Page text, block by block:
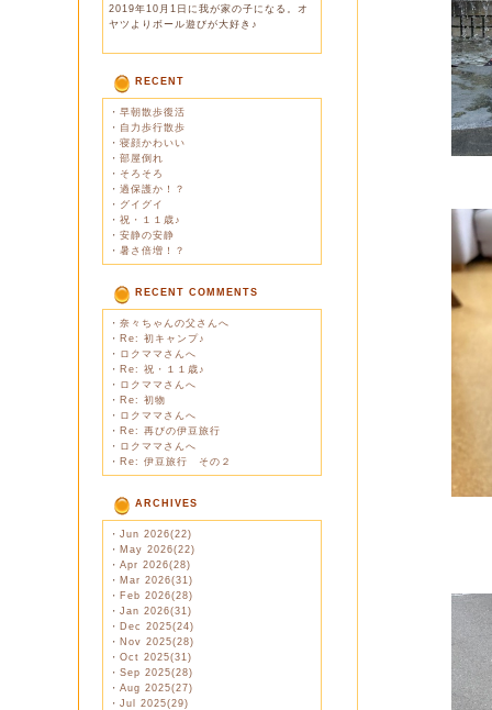
2019年10月1日に我が家の子になる。オ
ヤツよりボール遊びが大好き♪
RECENT
・ 早朝散歩復活
・ 自力歩行散歩
・ 寝顔かわいい
・ 部屋倒れ
・ そろそろ
・ 過保護か！？
・ グイグイ
・ 祝・１１歳♪
・ 安静の安静
・ 暑さ倍増！？
RECENT COMMENTS
・ 奈々ちゃんの父さんへ
・ Re: 初キャンプ♪
・ ロクママさんへ
・ Re: 祝・１１歳♪
・ ロクママさんへ
・ Re: 初物
・ ロクママさんへ
・ Re: 再びの伊豆旅行
・ ロクママさんへ
・ Re: 伊豆旅行 その２
ARCHIVES
・ Jun 2026(22)
・ May 2026(22)
・ Apr 2026(28)
・ Mar 2026(31)
・ Feb 2026(28)
・ Jan 2026(31)
・ Dec 2025(24)
・ Nov 2025(28)
・ Oct 2025(31)
・ Sep 2025(28)
・ Aug 2025(27)
・ Jul 2025(29)